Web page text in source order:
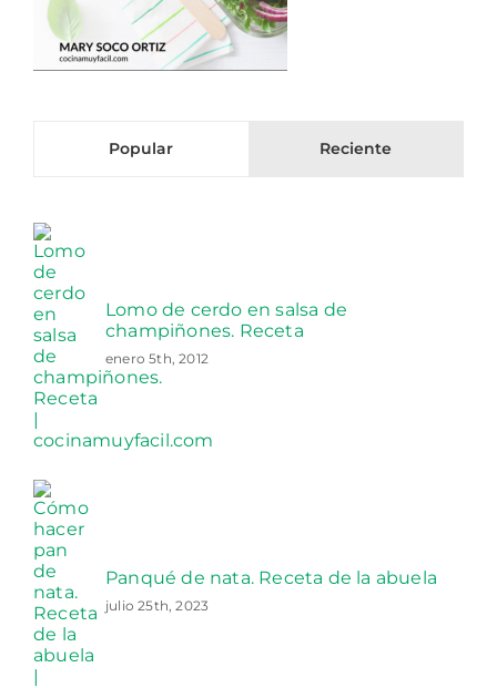
Popular Reciente
Lomo de cerdo en salsa de
champiñones. Receta
enero 5th, 2012
Panqué de nata. Receta de la abuela
julio 25th, 2023